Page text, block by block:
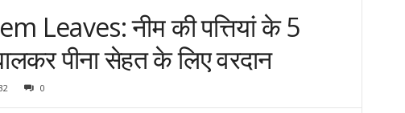
Leaves: नीम की पत्तियां के 5
पीना सेहत के लिए वरदान
0